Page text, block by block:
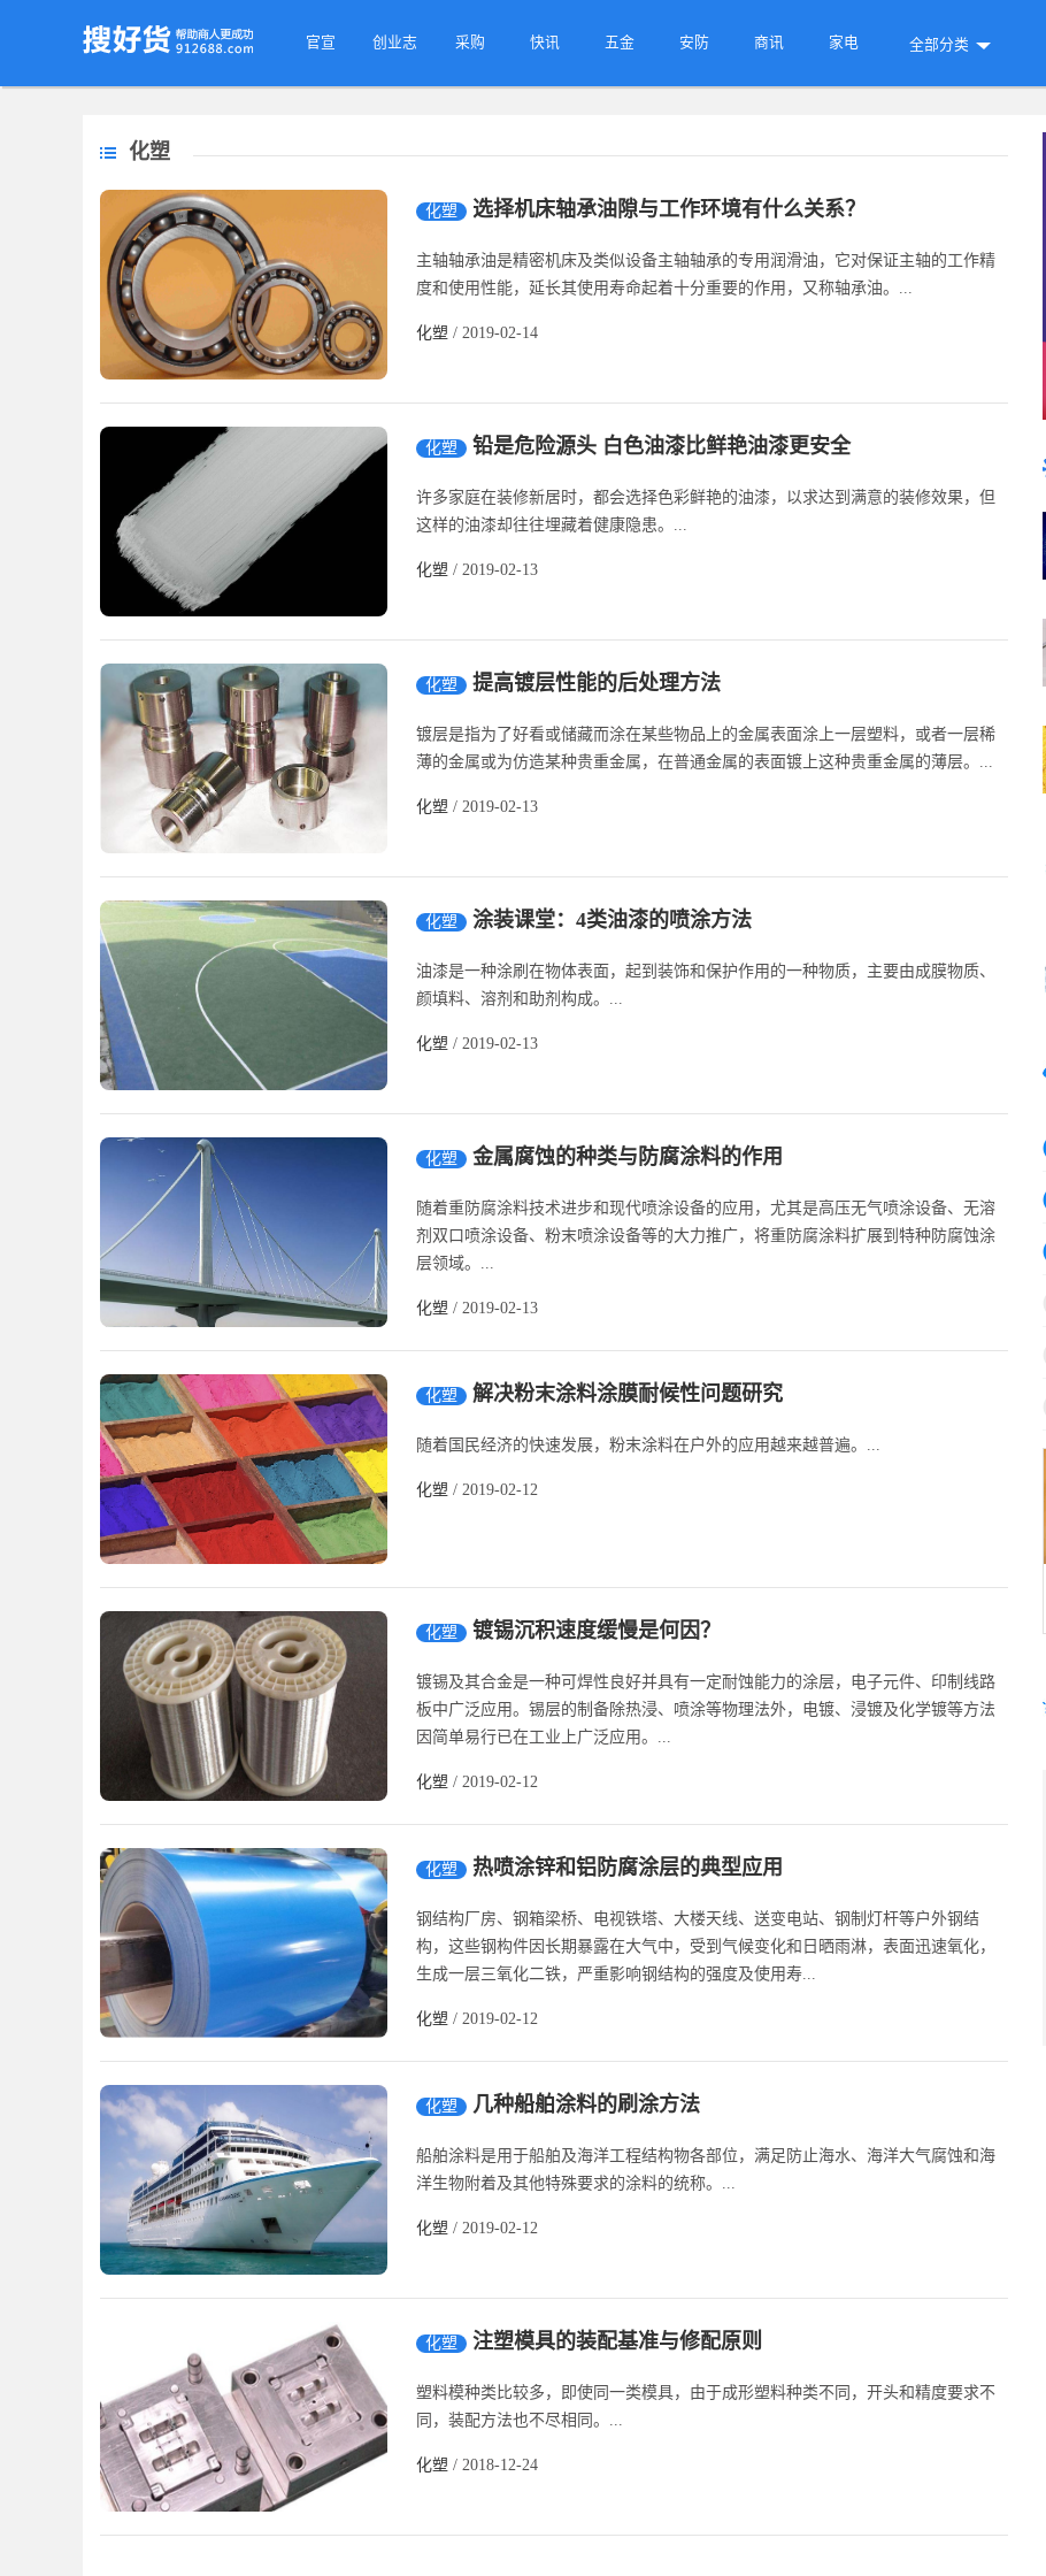
官宣 创业志 采购 快讯 五金 安防 商讯 家电 全部分类
化塑
化塑 选择机床轴承油隙与工作环境有什么关系？
主轴轴承油是精密机床及类似设备主轴轴承的专用润滑油，它对保证主轴的工作精
度和使用性能，延长其使用寿命起着十分重要的作用，又称轴承油。...
化塑 / 2019-02-14
化塑 铅是危险源头 白色油漆比鲜艳油漆更安全
许多家庭在装修新居时，都会选择色彩鲜艳的油漆，以求达到满意的装修效果，但
这样的油漆却往往埋藏着健康隐患。...
化塑 / 2019-02-13
化塑 提高镀层性能的后处理方法
镀层是指为了好看或储藏而涂在某些物品上的金属表面涂上一层塑料，或者一层稀
薄的金属或为仿造某种贵重金属，在普通金属的表面镀上这种贵重金属的薄层。...
化塑 / 2019-02-13
化塑 涂装课堂：4类油漆的喷涂方法
油漆是一种涂刷在物体表面，起到装饰和保护作用的一种物质，主要由成膜物质、
颜填料、溶剂和助剂构成。...
化塑 / 2019-02-13
化塑 金属腐蚀的种类与防腐涂料的作用
随着重防腐涂料技术进步和现代喷涂设备的应用，尤其是高压无气喷涂设备、无溶
剂双口喷涂设备、粉末喷涂设备等的大力推广，将重防腐涂料扩展到特种防腐蚀涂
层领域。...
化塑 / 2019-02-13
化塑 解决粉末涂料涂膜耐候性问题研究
随着国民经济的快速发展，粉末涂料在户外的应用越来越普遍。...
化塑 / 2019-02-12
化塑 镀锡沉积速度缓慢是何因？
镀锡及其合金是一种可焊性良好并具有一定耐蚀能力的涂层，电子元件、印制线路
板中广泛应用。锡层的制备除热浸、喷涂等物理法外，电镀、浸镀及化学镀等方法
因简单易行已在工业上广泛应用。...
化塑 / 2019-02-12
化塑 热喷涂锌和铝防腐涂层的典型应用
钢结构厂房、钢箱梁桥、电视铁塔、大楼天线、送变电站、钢制灯杆等户外钢结
构，这些钢构件因长期暴露在大气中，受到气候变化和日晒雨淋，表面迅速氧化，
生成一层三氧化二铁，严重影响钢结构的强度及使用寿...
化塑 / 2019-02-12
化塑 几种船舶涂料的刷涂方法
船舶涂料是用于船舶及海洋工程结构物各部位，满足防止海水、海洋大气腐蚀和海
洋生物附着及其他特殊要求的涂料的统称。...
化塑 / 2019-02-12
化塑 注塑模具的装配基准与修配原则
塑料模种类比较多，即使同一类模具，由于成形塑料种类不同，开头和精度要求不
同，装配方法也不尽相同。...
化塑 / 2018-12-24